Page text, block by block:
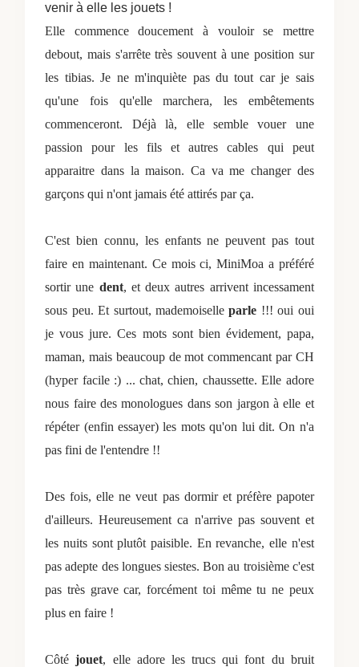
venir à elle les jouets !
Elle commence doucement à vouloir se mettre
debout, mais s'arrête très souvent à une position sur
les tibias. Je ne m'inquiète pas du tout car je sais
qu'une fois qu'elle marchera, les embêtements
commenceront. Déjà là, elle semble vouer une
passion pour les fils et autres cables qui peut
apparaitre dans la maison. Ca va me changer des
garçons qui n'ont jamais été attirés par ça.
C'est bien connu, les enfants ne peuvent pas tout
faire en maintenant. Ce mois ci, MiniMoa a préféré
sortir une dent, et deux autres arrivent incessament
sous peu. Et surtout, mademoiselleparle !!! oui oui
je vous jure. Ces mots sont bien évidement, papa,
maman, mais beaucoup de mot commencant par CH
(hyper facile :) ... chat, chien, chaussette. Elle adore
nous faire des monologues dans son jargon à elle et
répéter (enfin essayer) les mots qu'on lui dit. On n'a
pas fini de l'entendre !!
Des fois, elle ne veut pas dormir et préfère papoter
d'ailleurs. Heureusement ca n'arrive pas souvent et
les nuits sont plutôt paisible. En revanche, elle n'est
pas adepte des longues siestes. Bon au troisième c'est
pas très grave car, forcément toi même tu ne peux
plus en faire !
Côtéjouet, elle adore les trucs qui font du bruit